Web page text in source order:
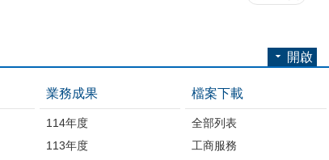
開啟
業務成果
114年度
113年度
檔案下載
全部列表
工商服務